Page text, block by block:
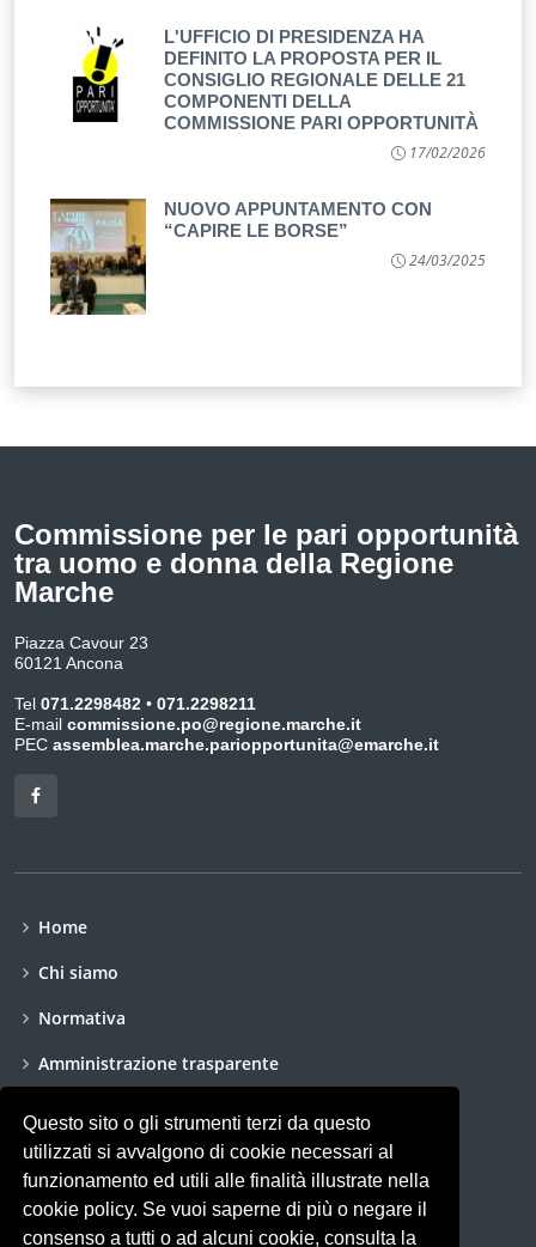
Questo sito o gli strumenti terzi da questo
utilizzati si avvalgono di cookie necessari al
funzionamento ed utili alle finalità illustrate nella
cookie policy. Se vuoi saperne di più o negare il
consenso a tutti o ad alcuni cookie, consulta la
L'UFFICIO DI PRESIDENZA HA
DEFINITO LA PROPOSTA PER IL
CONSIGLIO REGIONALE DELLE 21
COMPONENTI DELLA
COMMISSIONE PARI OPPORTUNITÀ
17/02/2026
NUOVO APPUNTAMENTO CON
“CAPIRE LE BORSE”
24/03/2025
Commissione per le pari opportunità
tra uomo e donna della Regione
Marche
Piazza Cavour 23
60121 Ancona
Tel 071.2298482 • 071.2298211
E-mail commissione.po@regione.marche.it
PEC assemblea.marche.pariopportunita@emarche.it
Home
Chi siamo
Normativa
Amministrazione trasparente
Accessibilità
Privacy policy